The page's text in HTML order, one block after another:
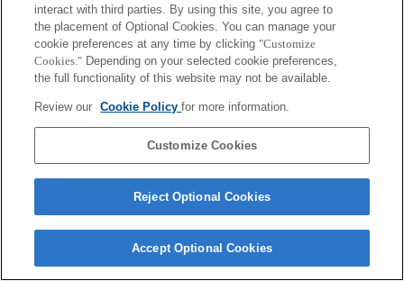
shutter speed and the aperture can not be adjusted during the movie recording.
La fonction [Comp. objectif ] (Compensation de l'objectif) n'est pas opérationnelle.
En fonction des conditions de prise de vue, il se peut que la luminosité de l'image ne
soit pas uniforme. Réglez la fonction [Obturat. à rideaux avant] sur [Off].
Si vous fixez l'objectif à monture A à l'aide de l'adaptateur, la fonction d'aide à la mise
au point manuelle ne fonctionne pas automatiquement lorsque vous tournez la bague
mise pt] ou [Aide MF] sur n'importe quelle touche de "Réglag. touche perso".
Terms of Use Contact Us
interact with third parties. By using this site, you agree to
the placement of Optional Cookies. You can manage your
cookie preferences at any time by clicking "Customize
Cookies." Depending on your selected cookie preferences,
the full functionality of this website may not be available.
Review our Cookie Policyfor more information.
Customize Cookies
Reject Optional Cookies
Accept Optional Cookies